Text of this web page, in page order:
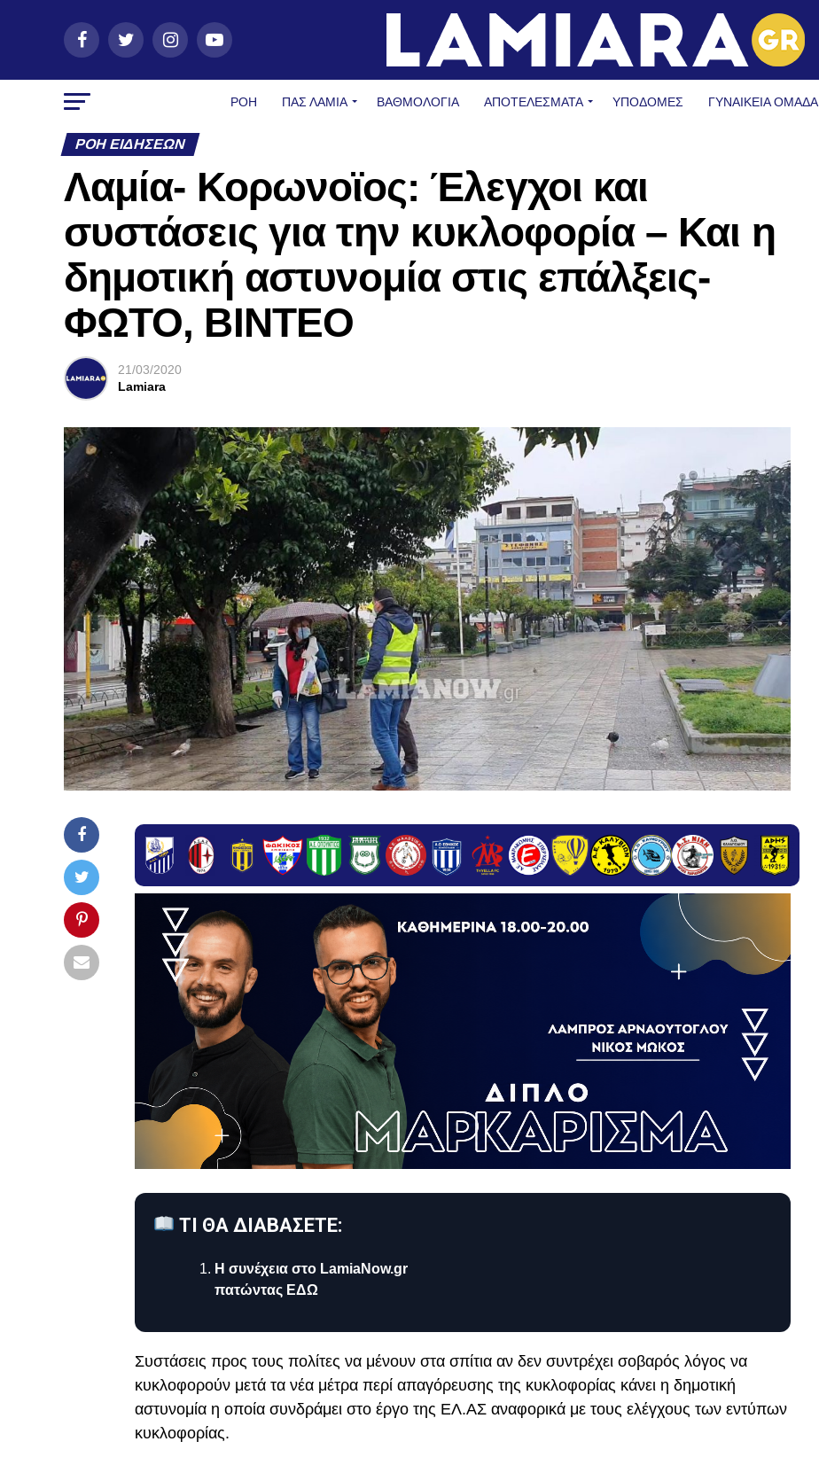
ΡΟΗ ΠΑΣ ΛΑΜΊΑ ΒΑΘΜΟΛΟΓΙΑ ΑΠΟΤΕΛΕΣΜΑΤΑ ΥΠΟΔΟΜΈΣ ΓΥΝΑΙΚΕΊΑ ΟΜΆΔΑ
ΡΟΉ ΕΙΔΉΣΕΩΝ
Λαμία- Κορωνοϊος: Έλεγχοι και
συστάσεις για την κυκλοφορία – Και η
δημοτική αστυνομία στις επάλξεις-
ΦΩΤΟ, ΒΙΝΤΕΟ
21/03/2020
Lamiara
ΤΙ ΘΑ ΔΙΑΒΑΣΕΤΕ:
Η συνέχεια στο LamiaNow.gr
πατώντας ΕΔΩ
Συστάσεις προς τους πολίτες να μένουν στα σπίτια αν δεν συντρέχει σοβαρός λόγος να
κυκλοφορούν μετά τα νέα μέτρα περί απαγόρευσης της κυκλοφορίας κάνει η δημοτική
αστυνομία η οποία συνδράμει στο έργο της ΕΛ.ΑΣ αναφορικά με τους ελέγχους των εντύπων
κυκλοφορίας.